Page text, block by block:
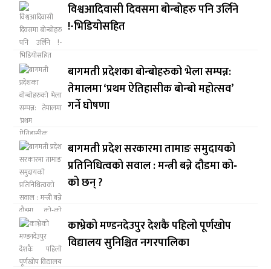
विश्वआदिवासी दिवसमा बोन्बोहरु पनि उर्लिने
!-भिडियोसहित
बागमती प्रदेशका बोन्बोहरुको भेला सम्पन्न:
तेमालमा ‘प्रथम ऐतिहासीक बोन्बो महोत्सव’
गर्ने घोषणा
बागमती प्रदेश सरकारमा तामाङ समुदायको
प्रतिनिधित्वको सवाल : मन्त्री बन्ने दौडमा को‐
को छन् ?
काभ्रेको मण्डनदेउपुर देशकै पहिलो पूर्णखोप
विद्यालय सुनिश्चित नगरपालिका